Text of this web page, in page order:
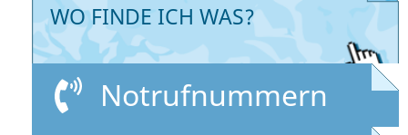
WO FINDE ICH WAS?
Notrufnummern